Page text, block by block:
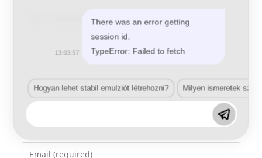
your
name
Enter
There was an error getting
session id.
TypeError: Failed to fetch
13:03:57
Hogyan lehet stabil emulziót létrehozni? Milyen ismeretek